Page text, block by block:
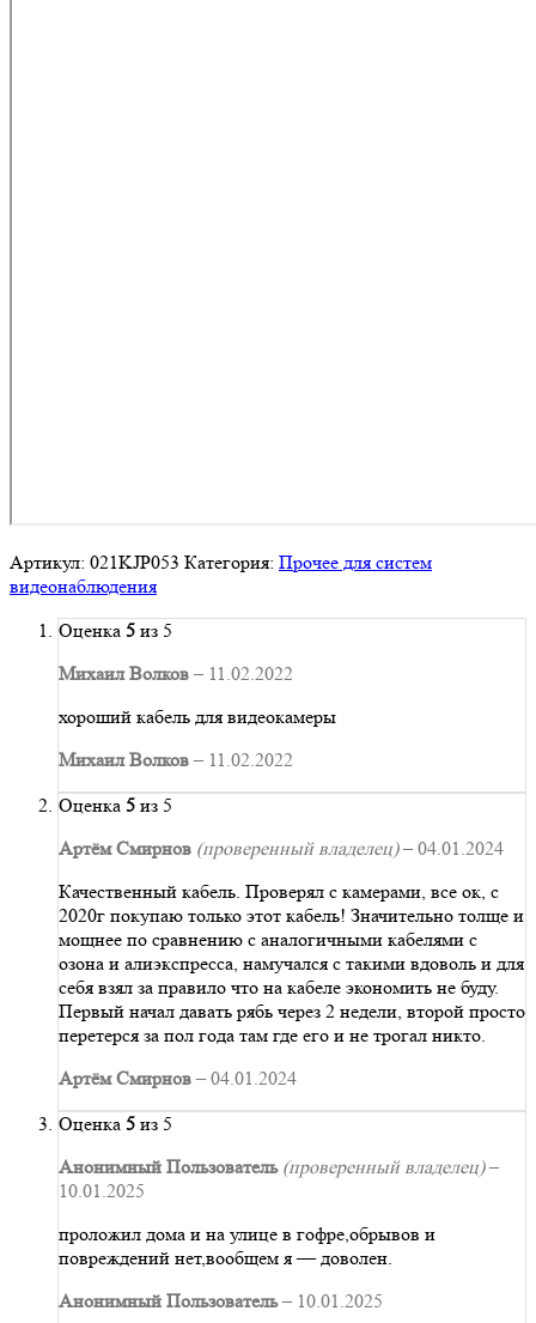
Артикул: 021KJP053 Категория: Прочее для систем
видеонаблюдения
Оценка 5 из 5
Михаил Волков – 11.02.2022
хороший кабель для видеокамеры
Михаил Волков – 11.02.2022
Оценка 5 из 5
Артём Смирнов (проверенный владелец) – 04.01.2024
Качественный кабель. Проверял с камерами, все ок, с
2020г покупаю только этот кабель! Значительно толще и
мощнее по сравнению с аналогичными кабелями с
озона и алиэкспресса, намучался с такими вдоволь и для
себя взял за правило что на кабеле экономить не буду.
Первый начал давать рябь через 2 недели, второй просто
перетерся за пол года там где его и не трогал никто.
Артём Смирнов – 04.01.2024
Оценка 5 из 5
Анонимный Пользователь (проверенный владелец) –
10.01.2025
проложил дома и на улице в гофре,обрывов и
повреждений нет,вообщем я — доволен.
Анонимный Пользователь– 10.01.2025